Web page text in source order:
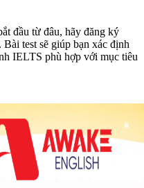
đầu từ đâu, hãy đăng ký
test sẽ giúp bạn xác định
IELTS phù hợp với mục tiêu